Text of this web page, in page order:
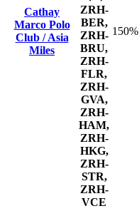
Cathay
Marco Polo
Club / Asia
Miles
ZRH-
BER,
ZRH-
BRU,
ZRH-
FLR,
ZRH-
GVA,
ZRH-
HAM,
ZRH-
HKG,
ZRH-
STR,
ZRH-
VCE
150%